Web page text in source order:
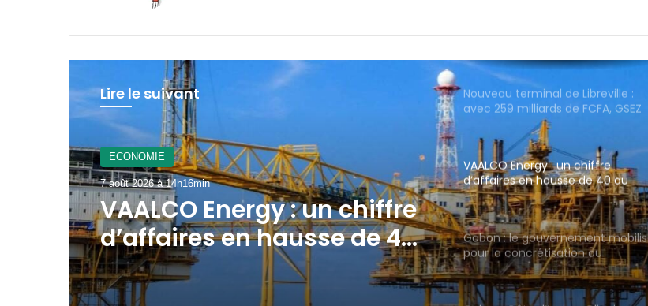
Lire le suivant
A La Une
7 août 2026 à 12h21min
Gabon : le gouvernement
mobilisé pour la
concrétisation du
mégaprojet de Fer de
avec 259 milliards de FCFA, GSEZ
chère de la sous-région ?
VAALCO Energy : un chiffre
d’affaires en hausse de 40 au
2ème trimestre 2026
Gabon : le gouvernement mobilisé
pour la concrétisation du
mégaprojet de Fer de Baniaka
Gabon-Côte d’Ivoire : Oligui
Nguema échange avec son
homologue Alassane Dramane
Ouattara